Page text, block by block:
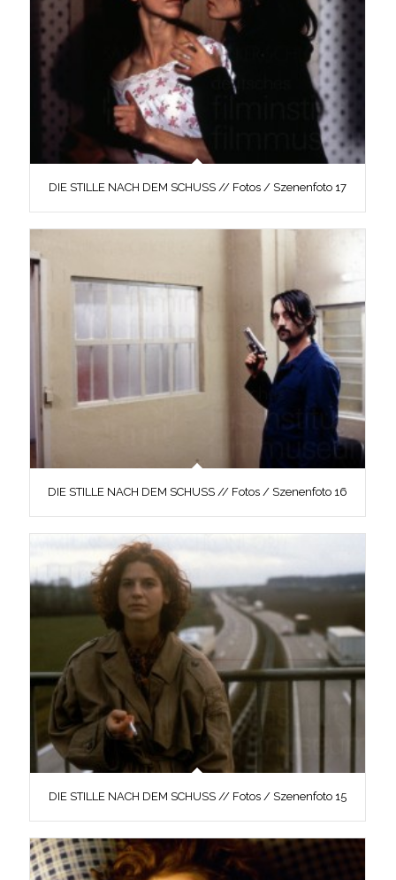
DIE STILLE NACH DEM SCHUSS // Fotos / Szenenfoto 17
DIE STILLE NACH DEM SCHUSS // Fotos / Szenenfoto 16
DIE STILLE NACH DEM SCHUSS // Fotos / Szenenfoto 15